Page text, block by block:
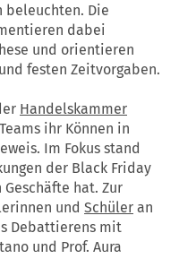
beleuchten. Die
dabei
und orientieren
festen Zeitvorgaben.
Handelskammer
ihr Können in
Im Fokus stand
der Black Friday
hat. Zur
und Schüler an
Debattierens mit
und Prof. Aura